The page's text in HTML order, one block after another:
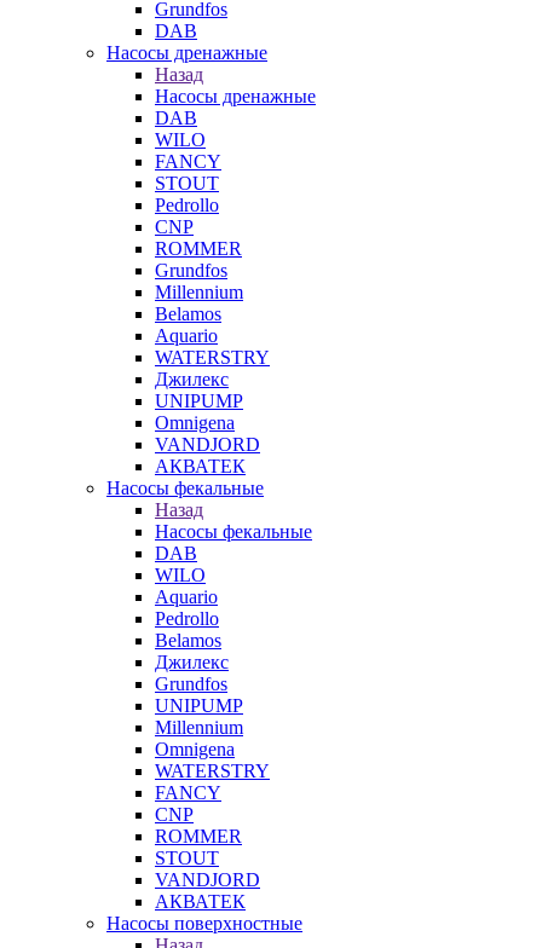
Grundfos
DAB
Насосы дренажные
Назад
Насосы дренажные
DAB
WILO
FANCY
STOUT
Pedrollo
CNP
ROMMER
Grundfos
Millennium
Belamos
Aquario
WATERSTRY
Джилекс
UNIPUMP
Omnigena
VANDJORD
АКВАТЕК
Насосы фекальные
Назад
Насосы фекальные
DAB
WILO
Aquario
Pedrollo
Belamos
Джилекс
Grundfos
UNIPUMP
Millennium
Omnigena
WATERSTRY
FANCY
CNP
ROMMER
STOUT
VANDJORD
АКВАТЕК
Насосы поверхностные